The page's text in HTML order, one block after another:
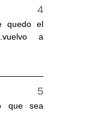
quedo el
a
que sea